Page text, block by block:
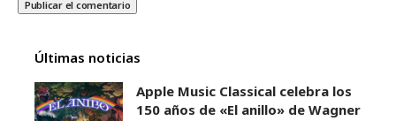
Últimas noticias
Apple Music Classical celebra los
150 años de «El anillo» de Wagner